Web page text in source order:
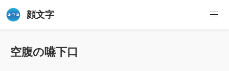
顔文字
空腹の嚥下口